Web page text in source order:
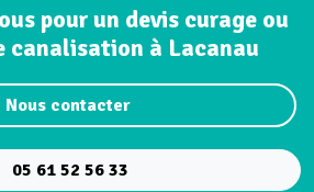
pour un devis curage ou
canalisation à Lacanau
Nous contacter
05 61 52 56 33